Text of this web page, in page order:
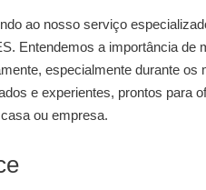
ao nosso serviço
. Entendemos a importância de
especialmente durante
e experientes, prontos para
ou empresa.